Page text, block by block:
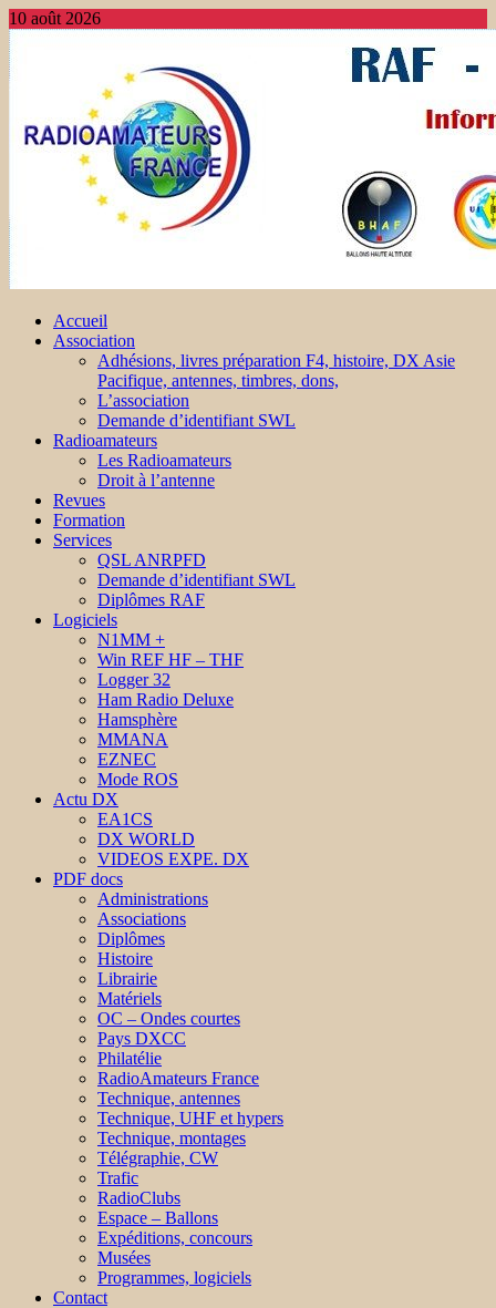
10 août 2026
Accueil
Association
Adhésions, livres préparation F4, histoire, DX Asie
Pacifique, antennes, timbres, dons,
L’association
Demande d’identifiant SWL
Radioamateurs
Les Radioamateurs
Droit à l’antenne
Revues
Formation
Services
QSL ANRPFD
Demande d’identifiant SWL
Diplômes RAF
Logiciels
N1MM +
Win REF HF – THF
Logger 32
Ham Radio Deluxe
Hamsphère
MMANA
EZNEC
Mode ROS
Actu DX
EA1CS
DX WORLD
VIDEOS EXPE. DX
PDF docs
Administrations
Associations
Diplômes
Histoire
Librairie
Matériels
OC – Ondes courtes
Pays DXCC
Philatélie
RadioAmateurs France
Technique, antennes
Technique, UHF et hypers
Technique, montages
Télégraphie, CW
Trafic
RadioClubs
Espace – Ballons
Expéditions, concours
Musées
Programmes, logiciels
Contact